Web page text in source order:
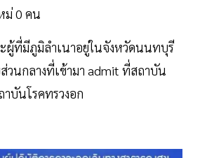
ม่ 0 คน
ผู้ที่มีภูมิลำเนาอยู่ในจังหวัดนนทบุรี
วนกลางที่เข้ามา admit ที่สถาบัน
บันโรคทรวงอก